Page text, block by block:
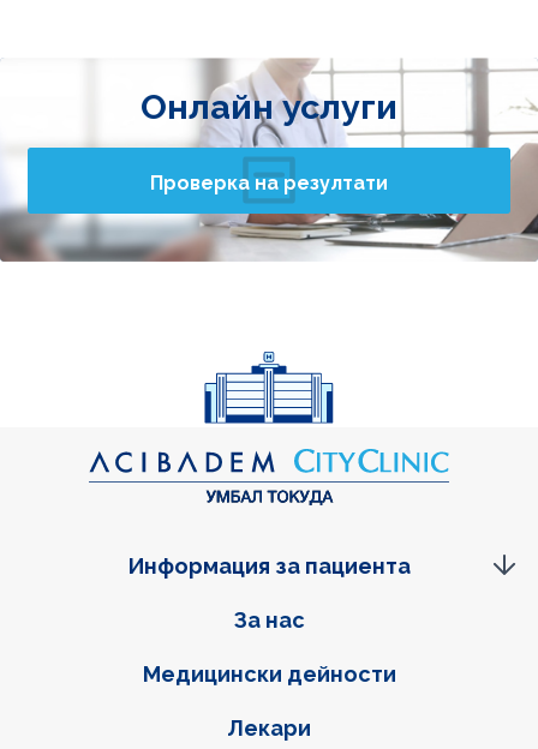
Онлайн услуги
Проверка на резултати
Фуутер навигация
За нас
Медицински дейности
Лекари
Информация за пациента